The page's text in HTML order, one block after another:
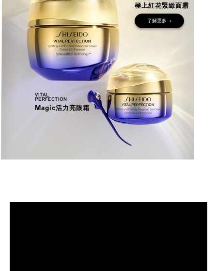
極上紅花緊緻面霜
了解更多 +
VITAL
PERFECTION
Magic活力亮眼霜